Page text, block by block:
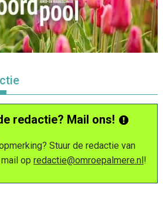
redactie? Mail ons!
Stuur de redactie van
op redactie@omroepalmere.nl!